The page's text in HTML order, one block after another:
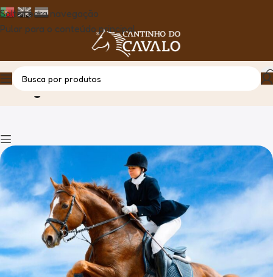
Saltar para navegação
Pular para o conteúdo principal
BlogCasa Cantinho do Cavalo